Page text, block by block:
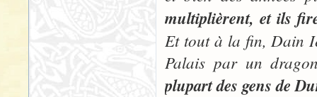
multiplièrent, et ils
Et tout à la fin, Dain
Palais par un
plupart des gens de